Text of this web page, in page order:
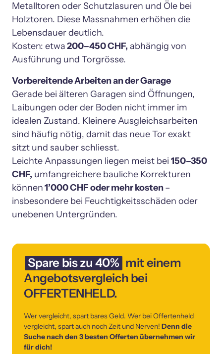
Metalltoren oder Schutzlasuren und Öle bei
Holztoren. Diese Massnahmen erhöhen die
Lebensdauer deutlich.
Kosten: etwa 200–450 CHF, abhängig von
Ausführung und Torgrösse.
Vorbereitende Arbeiten an der Garage
Gerade bei älteren Garagen sind Öffnungen,
Laibungen oder der Boden nicht immer im
idealen Zustand. Kleinere Ausgleichsarbeiten
sind häufig nötig, damit das neue Tor exakt
sitzt und sauber schliesst.
Leichte Anpassungen liegen meist bei 150–350
CHF, umfangreichere bauliche Korrekturen
können 1’000 CHF oder mehr kosten –
insbesondere bei Feuchtigkeitsschäden oder
Spare bis zu 40% mit einem
Angebotsvergleich bei
OFFERTENHELD.
Wer vergleicht, spart bares Geld. Wer bei Offertenheld
vergleicht, spart auch noch Zeit und Nerven! Denn die
Suche nach den 3 besten Offerten übernehmen wir
für dich!